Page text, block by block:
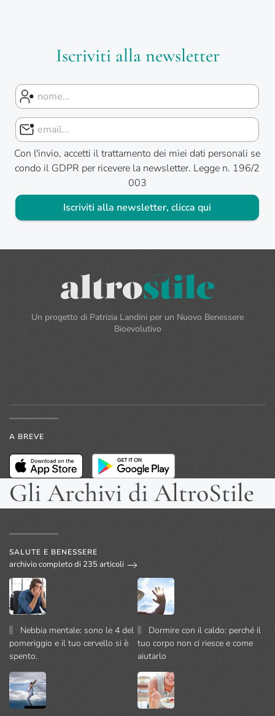
Iscriviti alla newsletter
Con l'invio, accetti il trattamento dei miei dati personali se
condo il GDPR per ricevere la newsletter. Legge n. 196/2
003
Iscriviti alla newsletter, clicca qui
Un progetto di Patrizia Landini per un Nuovo Benessere
Bioevolutivo
A BREVE
Gli Archivi di AltroStile
SALUTE E BENESSERE
archivio completo di 235 articoli
Nebbia mentale: sono le 4 del
pomeriggio e il tuo cervello si è
spento.
Dormire con il caldo: perché il
tuo corpo non ci riesce e come
aiutarlo